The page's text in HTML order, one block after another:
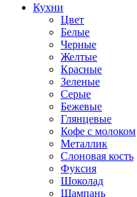
Кухни
Цвет
Белые
Черные
Желтые
Красные
Зеленые
Серые
Бежевые
Глянцевые
Кофе с молоком
Металлик
Слоновая кость
Фуксия
Шоколад
Шампань